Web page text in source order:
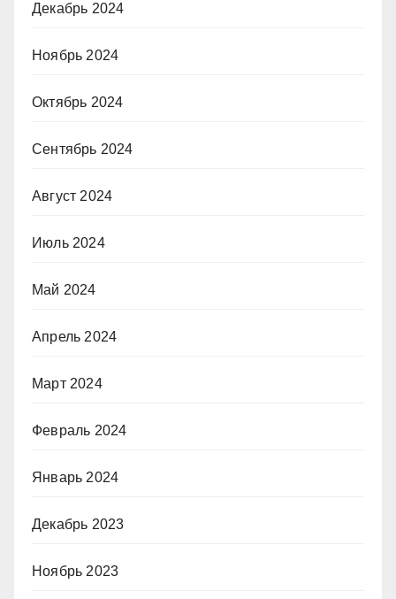
Декабрь 2024
Ноябрь 2024
Октябрь 2024
Сентябрь 2024
Август 2024
Июль 2024
Май 2024
Апрель 2024
Март 2024
Февраль 2024
Январь 2024
Декабрь 2023
Ноябрь 2023